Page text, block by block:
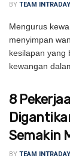
BY TEAM INTRADAY
Mengurus
menyimpan
kesilapan yang
kewangan
8
Semakin
BY TEAM INTRADAY